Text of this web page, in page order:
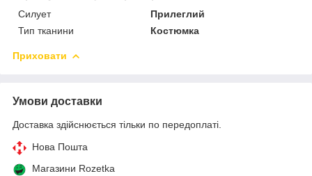
Силует
Прилеглий
Тип тканини
Костюмка
Приховати
Умови доставки
Доставка здійснюється тільки по передоплаті.
Нова Пошта
Магазини Rozetka